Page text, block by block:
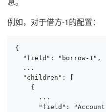
例如，对于借方-1的配置：
{
  "field": "borrow-1",
  ...
  "children": [
    {
      ...
"field":